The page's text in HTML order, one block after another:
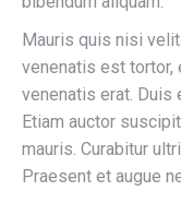
Mauris quis nisi
venenatis est tortor,
venenatis erat. Duis
Etiam auctor
mauris. Curabitur
Praesent et augue